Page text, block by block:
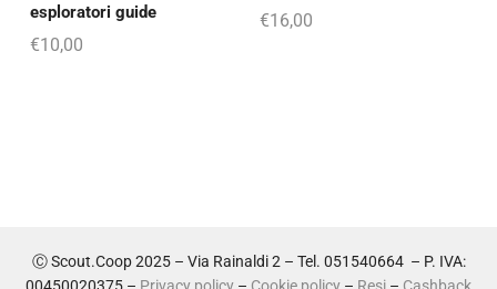
esploratori guide
€10,00
€16,00
Ⓒ Scout.Coop 2025 – Via Rainaldi 2 – Tel. 051540664 – P. IVA:
00450020375 – Privacy policy – Cookie policy – Resi – Cashback